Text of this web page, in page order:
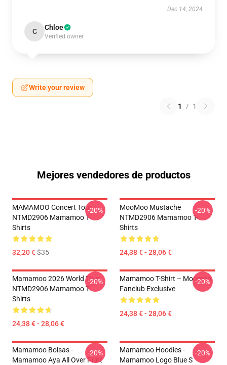
Dec 14, 2024
C Chloe
Verified owner
Write your review
1 / 1
Mejores vendedores de productos
MAMAMOO Concert Tour
NTMD2906 Mamamoo T-
Shirts
32,20 €$35
-20%
MooMoo Mustache
NTMD2906 Mamamoo T-
Shirts
24,38 € - 28,06 €
-20%
Mamamoo 2026 World Tour
NTMD2906 Mamamoo T-
Shirts
24,38 € - 28,06 €
-20%
Mamamoo T-Shirt – Moomoo
Fanclub Exclusive
24,38 € - 28,06 €
-20%
Mamamoo Bolsas -
Mamamoo Aya All Over Print
-20%
Mamamoo Hoodies -
Mamamoo Logo Blue S
-20%